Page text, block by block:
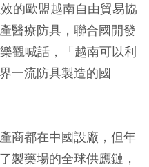
的歐盟越南自由貿易協
醫療防具，聯合國開發
觀喊話，「越南可以利
一流防具製造的國
商都在中國設廠，但年
製藥場的全球供應鏈，